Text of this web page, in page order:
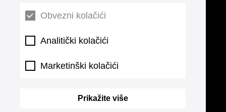
Obvezni kolačići
Analitički kolačići
Marketinški kolačići
Prikažite više